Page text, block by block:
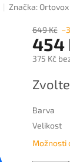
Značka: Ortovox
649 Kč
454
375 Kč
cena:
Barva
Velikost
Možnosti